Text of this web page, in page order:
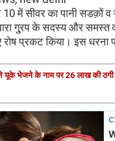
10 में सीवर का पानी सडक़ों
गु्रप के सदस्य और
प्रकट किया। इस धरना
यूके भेजने के नाम पर 26 लाख की ठगी